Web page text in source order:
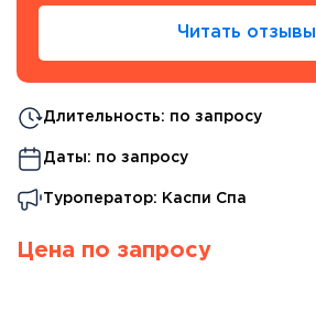
Читать отзывы
Длительность: по запросу
Даты: по запросу
Туроператор: Каспи Спа
Цена по запросу